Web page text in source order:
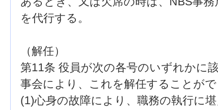
を代行する。
（解任）
第11条 役員が次の各号のいずれかに
事会により、これを解任することが
(1)心身の故障により、職務の執行に